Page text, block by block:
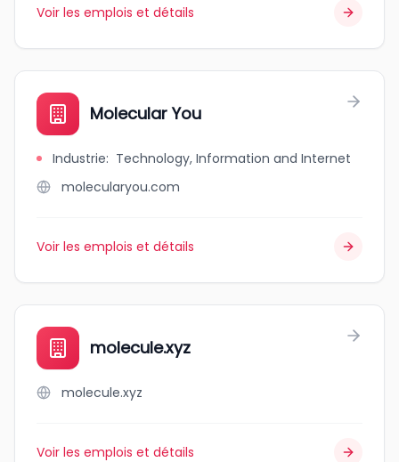
Voir les emplois et détails
Molecular You
Industrie: Technology, Information and Internet
molecularyou.com
Voir les emplois et détails
molecule.xyz
molecule.xyz
Voir les emplois et détails